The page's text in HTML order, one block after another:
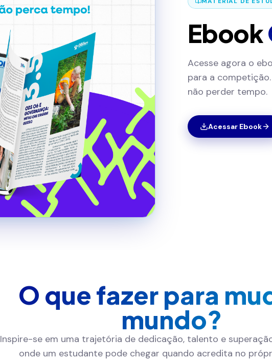
Ebook
Acesse agora o
para a
não perder tempo.
Acessar Ebook
O que fazer para
mundo?
Inspire-se em uma trajetória de dedicação, talento e
onde um estudante pode chegar quando acredita no